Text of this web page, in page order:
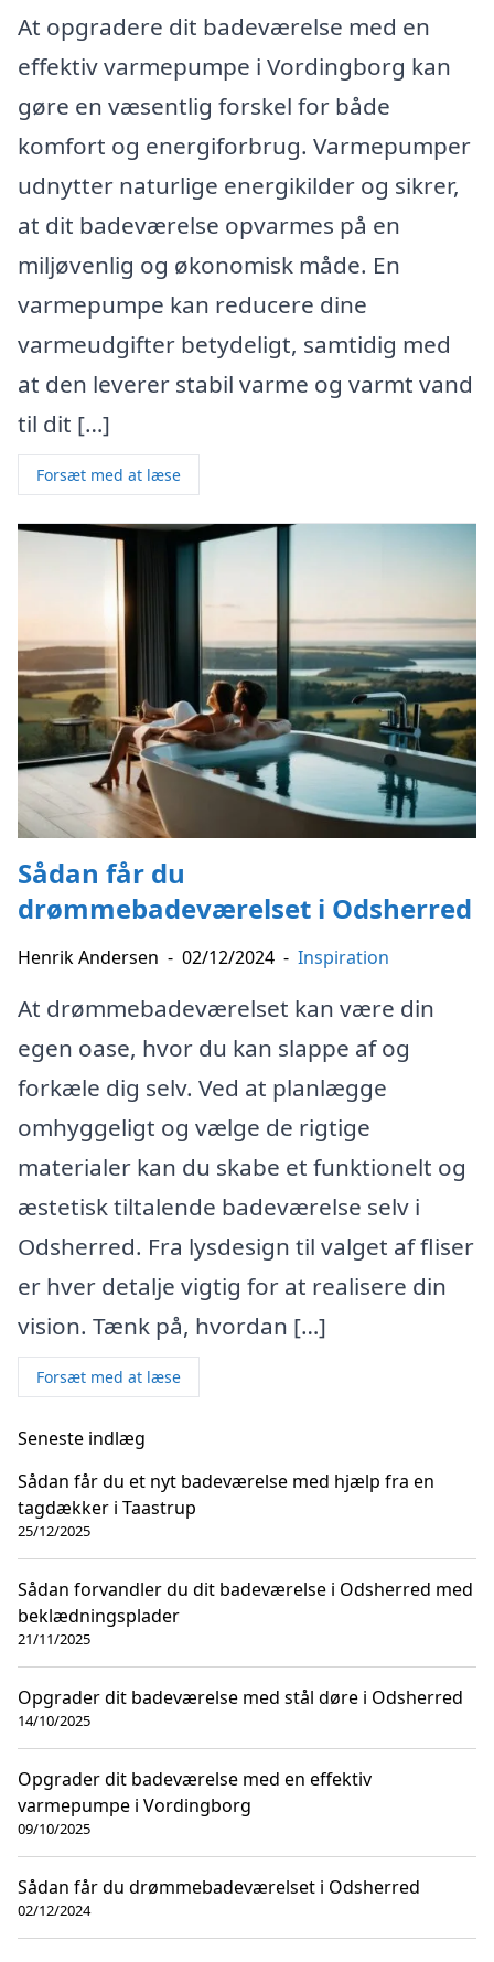
At opgradere dit badeværelse med en
effektiv varmepumpe i Vordingborg kan
gøre en væsentlig forskel for både
komfort og energiforbrug. Varmepumper
udnytter naturlige energikilder og sikrer,
at dit badeværelse opvarmes på en
miljøvenlig og økonomisk måde. En
varmepumpe kan reducere dine
varmeudgifter betydeligt, samtidig med
at den leverer stabil varme og varmt vand
til dit […]
Forsæt med at læse
Sådan får du
drømmebadeværelset i Odsherred
Henrik Andersen - 02/12/2024 - Inspiration
At drømmebadeværelset kan være din
egen oase, hvor du kan slappe af og
forkæle dig selv. Ved at planlægge
omhyggeligt og vælge de rigtige
materialer kan du skabe et funktionelt og
æstetisk tiltalende badeværelse selv i
Odsherred. Fra lysdesign til valget af fliser
er hver detalje vigtig for at realisere din
vision. Tænk på, hvordan […]
Forsæt med at læse
Seneste indlæg
Sådan får du et nyt badeværelse med hjælp fra en
tagdækker i Taastrup
25/12/2025
Sådan forvandler du dit badeværelse i Odsherred med
beklædningsplader
21/11/2025
Opgrader dit badeværelse med stål døre i Odsherred
14/10/2025
Opgrader dit badeværelse med en effektiv
varmepumpe i Vordingborg
09/10/2025
Sådan får du drømmebadeværelset i Odsherred
02/12/2024